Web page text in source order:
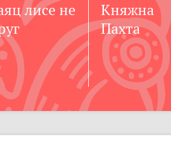
лисе не
Княжна
Пахта